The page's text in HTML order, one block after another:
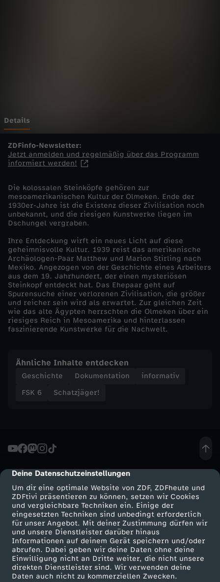
cmp-dialog-description
Deine Datenschutzeinstellungen
Um dir eine optimale Website von ZDF, ZDFheute und
ZDFtivi präsentieren zu können, setzen wir Cookies
und vergleichbare Techniken ein. Einige der
eingesetzten Techniken sind unbedingt erforderlich
für unser Angebot. Mit deiner Zustimmung dürfen wir
und unsere Dienstleister darüber hinaus
Informationen auf deinem Gerät speichern und/oder
abrufen. Dabei geben wir deine Daten ohne deine
Einwilligung nicht an Dritte weiter, die nicht unsere
direkten Dienstleister sind. Wir verwenden deine
Daten auch nicht zu kommerziellen Zwecken.
-
D
a
s
V
e
r
m
ä
c
h
t
s
d
e
r
O
l
Details
ZDFinfo-Newsletter:
Jetzt anmelden und regelmäßig über das Programm
informiert werden!
Die kolossalen Steinköpfe gehören zur
mesoamerikanischen Kultur der Olmeken. Ende der
1930er-Jahre ist die Existenz dieser Zivilisation noch
unbekannt, und die riesigen Kunstwerke liegen im
Dschungel vergraben.
Ihre Entdeckung wirft ein neues Licht auf diese
geheimnisvolle Kultur. 1939 reist das amerikanische
Archäologen-Paar Matthew und Marion Stirling nach
Mexiko. Angezogen von der Geschichte eines Arbeiters
aus dem 19. Jahrhundert, der einen mysteriösen
Steinkopf entdeckt hat. Das Ehepaar geht auf
Spurensuche einer verlorenen Zivilisation, die größer
und reicher sein wird als erwartet. Zur gleichen Zeit
wie das alte Ägypten herrschten die Olmeken über ein
riesiges Reich in Mesoamerika und hinterlassen
faszinierende Kunstwerke für die Nachwelt.
Ähnliche Inhalte entdecken
Geschichte Dokumentation
informativ
FSK 6
Schatzjäger!
Mehr ZDF
ZDF-Apps
Smart TV
ZDFtext
Service
ZDFmitreden
Kontakt zum ZDF
Tickets